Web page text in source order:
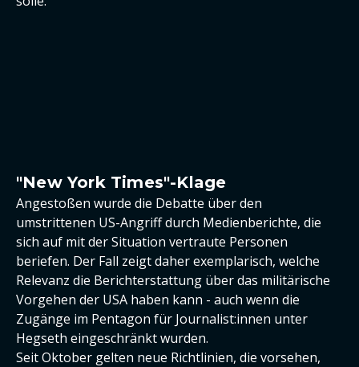
"New York Times"-Klage
Angestoßen wurde die Debatte über den
umstrittenen US-Angriff durch Medienberichte, die
sich auf mit der Situation vertraute Personen
beriefen. Der Fall zeigt daher exemplarisch, welche
Relevanz die Berichterstattung über das militärische
Vorgehen der USA haben kann - auch wenn die
Zugänge im Pentagon für Journalist:innen unter
Hegseth eingeschränkt wurden.
Seit Oktober gelten neue Richtlinien, die vorsehen,